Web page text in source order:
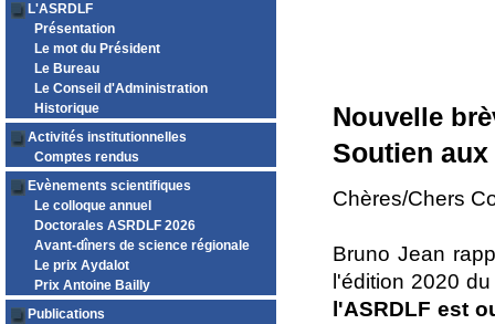
L'ASRDLF
Présentation
Le mot du Président
Le Bureau
Le Conseil d'Administration
Historique
Activités institutionnelles
Comptes rendus
Evènements scientifiques
Le colloque annuel
Doctorales ASRDLF 2026
Avant-dîners de science régionale
Le prix Aydalot
Prix Antoine Bailly
Publications
Nouvelle
Soutien
Chères/Chers
Bruno Jean
l'édition 2020
l'ASRDLF est